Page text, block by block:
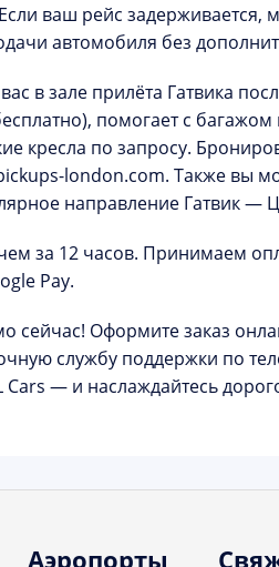
ваш рейс задерживается,
автомобиля без
в зале прилёта Гатвика
), помогает с
кресла по запросу.
london.com. Также вы
направление Гатвик —
за 12 часов. Принимаем
Pay.
сейчас! Оформите заказ
службу поддержки по
— и наслаждайтесь
Аэропорты